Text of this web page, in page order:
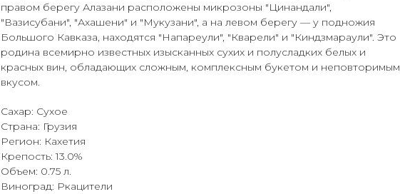
правом берегу Алазани расположены микрозоны "Цинандали",
"Вазисубани", "Ахашени" и "Мукузани", а на левом берегу — у подножия
Большого Кавказа, находятся "Напареули", "Кварели" и "Киндзмараули". Это
родина всемирно известных изысканных сухих и полусладких белых и
красных вин, обладающих сложным, комплексным букетом и неповторимым
вкусом.
Сахар: Сухое
Страна: Грузия
Регион: Кахетия
Крепость: 13.0%
Объем: 0.75 л.
Виноград: Ркацители